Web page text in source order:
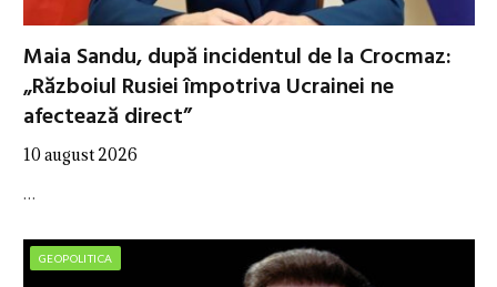
Maia Sandu, după incidentul de la Crocmaz:
„Războiul Rusiei împotriva Ucrainei ne
afectează direct”
10 august 2026
…
GEOPOLITICA